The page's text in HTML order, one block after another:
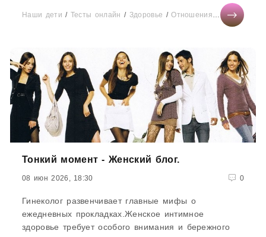
Наши дети / Тесты онлайн / Здоровье /Отношения/Мода/
Тонкий момент - Женский блог.
08 июн 2026, 18:30 0
Гинеколог развенчивает главные мифы о
ежедневных прокладках.Женское интимное
здоровье требует особого внимания и бережного